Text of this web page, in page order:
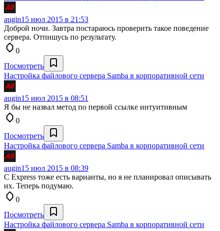
augin15 июл 2015 в 21:53
Доброй ночи. Завтра постараюсь проверить такое поведение
сервера. Отпишусь по результату.
0
Посмотреть
Настройка файлового сервера Samba в корпоративной сети
augin15 июл 2015 в 08:51
Я бы не назвал метод по первой ссылке интуитивным
0
Посмотреть
Настройка файлового сервера Samba в корпоративной сети
augin15 июл 2015 в 08:39
С Express тоже есть варианты, но я не планировал описывать
их. Теперь подумаю.
0
Посмотреть
Настройка файлового сервера Samba в корпоративной сети